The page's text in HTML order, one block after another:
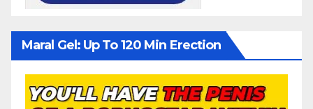
Maral Gel: Up To 120 Min Erection